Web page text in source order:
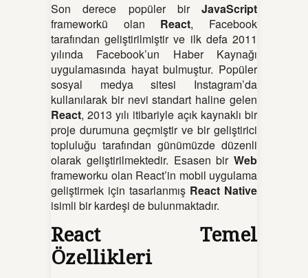
Son derece popüler bir JavaScript
frameworkü olan React, Facebook
tarafından geliştirilmiştir ve ilk defa 2011
yılında Facebook’un Haber Kaynağı
uygulamasında hayat bulmuştur. Popüler
sosyal medya sitesi Instagram’da
kullanılarak bir nevi standart haline gelen
React, 2013 yılı itibariyle açık kaynaklı bir
proje durumuna geçmiştir ve bir geliştirici
topluluğu tarafından günümüzde düzenli
olarak geliştirilmektedir. Esasen bir Web
frameworku olan React’in mobil uygulama
geliştirmek için tasarlanmış React Native
isimli bir kardeşi de bulunmaktadır.
React Temel
Özellikleri